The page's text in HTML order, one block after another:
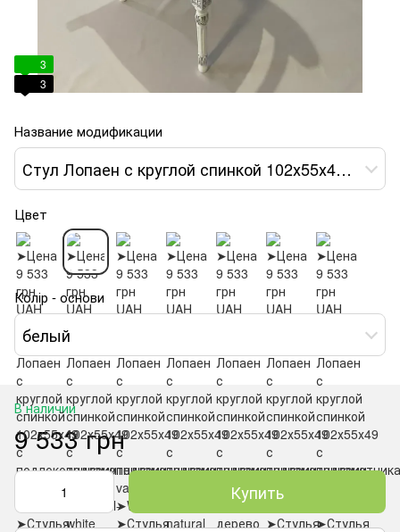
3
3
Название модификации
Стул Лопаен с круглой спинкой 102х55х49 с подлокотниками var 2
Цвет
Колір - основи
белый
В наличии
9 533 грн
Купить